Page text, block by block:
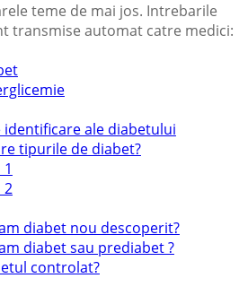
teme de mai jos. Intrebarile
transmise automat catre medici:
ale diabetului
tipurile de diabet?
2
diabet nou descoperit?
diabet sau prediabet ?
controlat?